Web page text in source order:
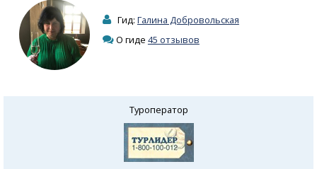
Гид: Галина Добровольская
О гиде 45 отзывов
Туроператор